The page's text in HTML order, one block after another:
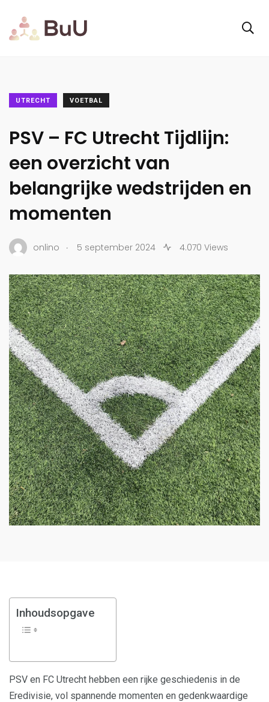
UTRECHT VOETBAL
PSV – FC Utrecht Tijdlijn:
een overzicht van
belangrijke wedstrijden en
momenten
onlino . 5 september 2024 4.070 Views
Inhoudsopgave
PSV en FC Utrecht hebben een rijke geschiedenis in de
Eredivisie, vol spannende momenten en gedenkwaardige